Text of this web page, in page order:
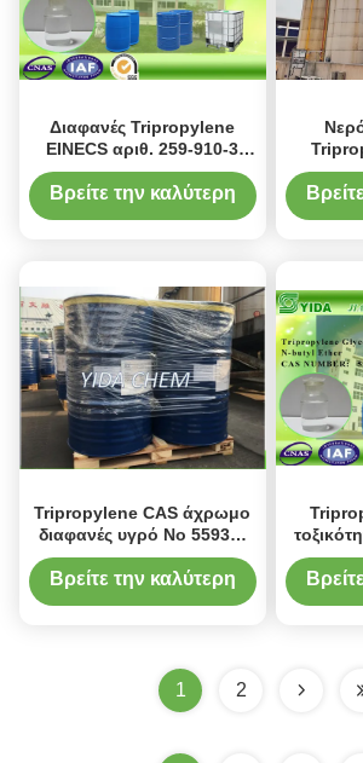
Διαφανές Tripropylene
EINECS αριθ. 259-910-3
αιθέρα Monobutyl
γλυκόλης για το κεραμικό
Βρείτε την καλύτερη
Tripropylene CAS άχρωμο
διαφανές υγρό Νο 55934-
93-5 γλυκόλης αιθέρα
Monobutyl
Βρείτε την καλύτερη
1 2